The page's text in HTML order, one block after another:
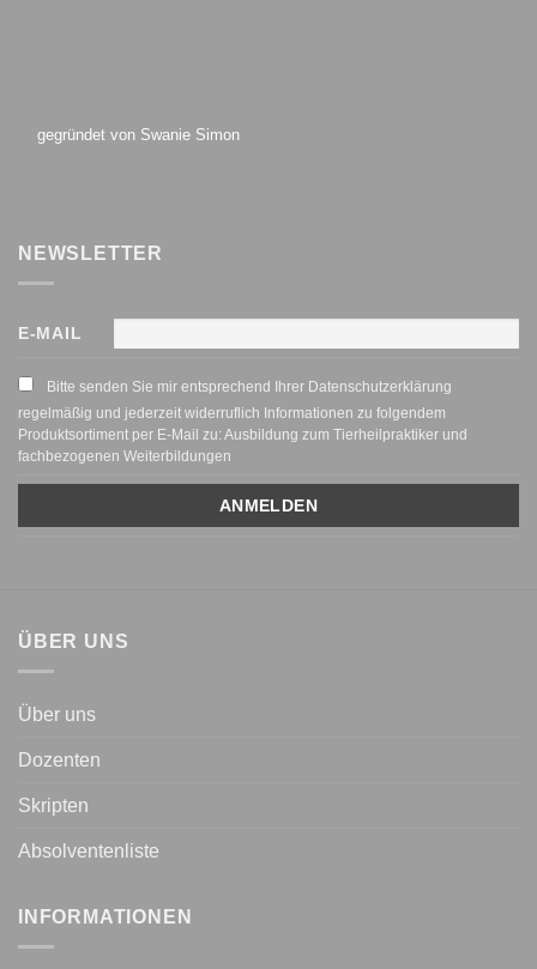
gegründet von Swanie Simon
NEWSLETTER
E-MAIL
Bitte senden Sie mir entsprechend Ihrer Datenschutzerklärung
regelmäßig und jederzeit widerruflich Informationen zu folgendem
Produktsortiment per E-Mail zu: Ausbildung zum Tierheilpraktiker und
fachbezogenen Weiterbildungen
ÜBER UNS
Über uns
Dozenten
Skripten
Absolventenliste
INFORMATIONEN